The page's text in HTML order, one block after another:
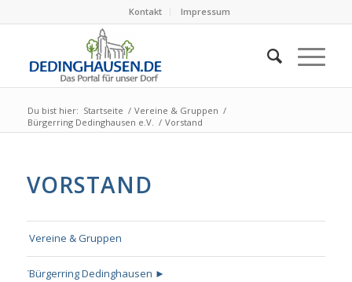
Kontakt Impressum
Du bist hier: Startseite / Vereine & Gruppen /
Bürgerring Dedinghausen e.V. / Vorstand
VORSTAND
Vereine & Gruppen
Bürgerring Dedinghausen ►